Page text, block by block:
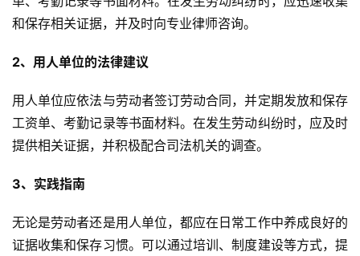
和保存相关证据，并及时向专业律师咨询。
2、用人单位的法律建议
用人单位应依法与劳动者签订劳动合同，并定期发放和保存
工资单、考勤记录等书面材料。在发生劳动纠纷时，应及时
提供相关证据，并积极配合司法机关的调查。
3、实践指南
无论是劳动者还是用人单位，都应在日常工作中养成良好的
证据收集和保存习惯。可以通过培训、制度建设等方式，提